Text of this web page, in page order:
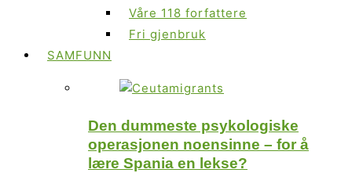
Våre 118 forfattere
Fri gjenbruk
SAMFUNN
Den dummeste psykologiske
operasjonen noensinne – for å
lære Spania en lekse?